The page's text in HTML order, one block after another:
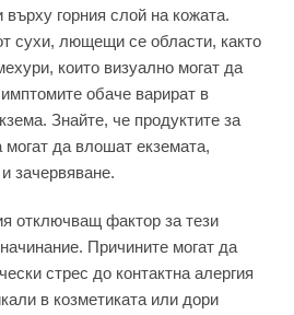
върху горния слой на кожата.
сухи, лющещи се области, както
които визуално могат да
обаче варират в
Знайте, че продуктите за
могат да влошат екземата,
зачервяване.
отключващ фактор за тези
Причините могат да
стрес до контактна алергия
в козметиката или дори